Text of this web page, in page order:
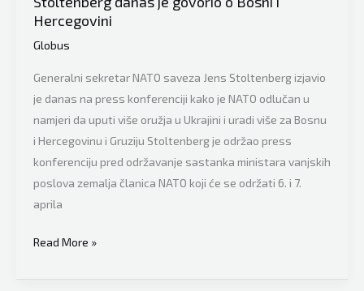
Hercegovini
Globus
Generalni sekretar NATO saveza Jens Stoltenberg izjavio
je danas na press konferenciji kako je NATO odlučan u
namjeri da uputi više oružja u Ukrajini i uradi više za Bosnu
i Hercegovinu i Gruziju Stoltenberg je održao press
konferenciju pred održavanje sastanka ministara vanjskih
poslova zemalja članica NATO koji će se održati 6. i 7.
aprila
Generalni
NATO
Read More »